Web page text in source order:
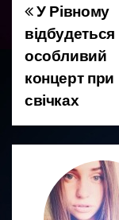
Н
а
в
і
г
У Рівному
відбудеться
особливий
концерт при
свічках